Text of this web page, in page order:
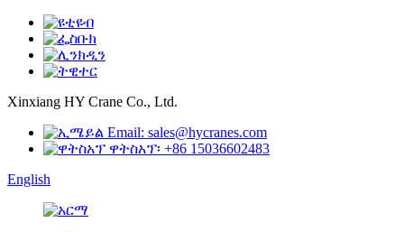
Xinxiang HY Crane Co., Ltd.
Email: sales@hycranes.com
ዋትስአፕ፡ +86 15036602483
English